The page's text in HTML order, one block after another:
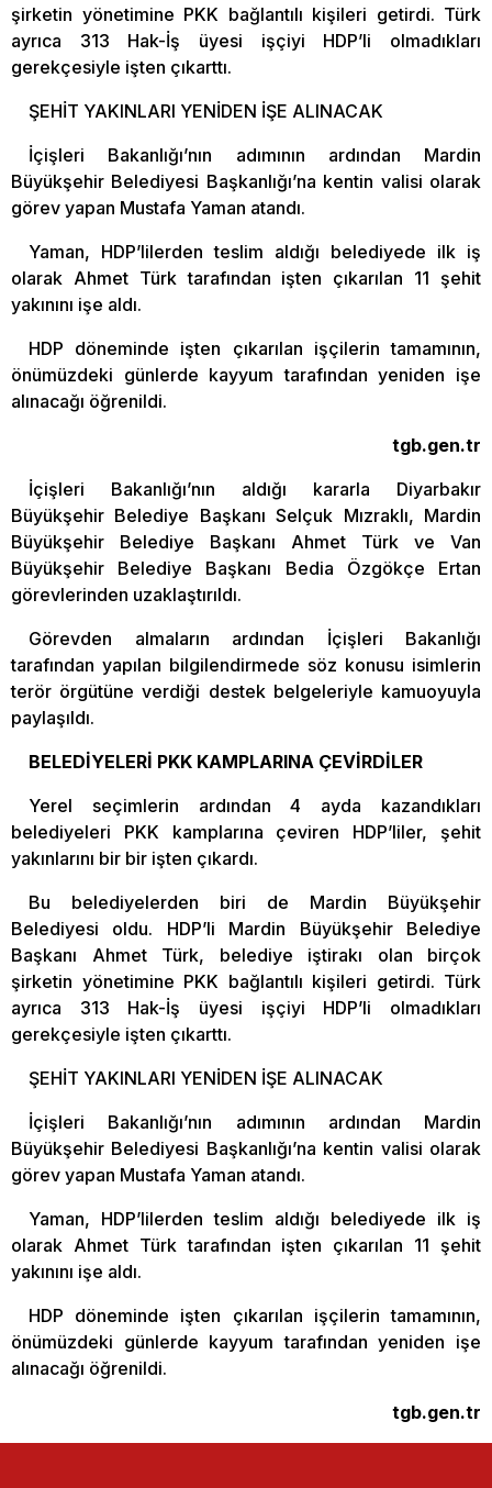
şirketin yönetimine PKK bağlantılı kişileri getirdi. Türk
ayrıca 313 Hak-İş üyesi işçiyi HDP’li olmadıkları
gerekçesiyle işten çıkarttı.
ŞEHİT YAKINLARI YENİDEN İŞE ALINACAK
İçişleri Bakanlığı’nın adımının ardından Mardin
Büyükşehir Belediyesi Başkanlığı’na kentin valisi olarak
görev yapan Mustafa Yaman atandı.
Yaman, HDP’lilerden teslim aldığı belediyede ilk iş
olarak Ahmet Türk tarafından işten çıkarılan 11 şehit
yakınını işe aldı.
HDP döneminde işten çıkarılan işçilerin tamamının,
önümüzdeki günlerde kayyum tarafından yeniden işe
alınacağı öğrenildi.
tgb.gen.tr
İçişleri Bakanlığı’nın aldığı kararla Diyarbakır
Büyükşehir Belediye Başkanı Selçuk Mızraklı, Mardin
Büyükşehir Belediye Başkanı Ahmet Türk ve Van
Büyükşehir Belediye Başkanı Bedia Özgökçe Ertan
görevlerinden uzaklaştırıldı.
Görevden almaların ardından İçişleri Bakanlığı
tarafından yapılan bilgilendirmede söz konusu isimlerin
terör örgütüne verdiği destek belgeleriyle kamuoyuyla
paylaşıldı.
BELEDİYELERİ PKK KAMPLARINA ÇEVİRDİLER
Yerel seçimlerin ardından 4 ayda kazandıkları
belediyeleri PKK kamplarına çeviren HDP’liler, şehit
yakınlarını bir bir işten çıkardı.
Bu belediyelerden biri de Mardin Büyükşehir
Belediyesi oldu. HDP’li Mardin Büyükşehir Belediye
Başkanı Ahmet Türk, belediye iştirakı olan birçok
şirketin yönetimine PKK bağlantılı kişileri getirdi. Türk
ayrıca 313 Hak-İş üyesi işçiyi HDP’li olmadıkları
gerekçesiyle işten çıkarttı.
ŞEHİT YAKINLARI YENİDEN İŞE ALINACAK
İçişleri Bakanlığı’nın adımının ardından Mardin
Büyükşehir Belediyesi Başkanlığı’na kentin valisi olarak
görev yapan Mustafa Yaman atandı.
Yaman, HDP’lilerden teslim aldığı belediyede ilk iş
olarak Ahmet Türk tarafından işten çıkarılan 11 şehit
yakınını işe aldı.
HDP döneminde işten çıkarılan işçilerin tamamının,
önümüzdeki günlerde kayyum tarafından yeniden işe
alınacağı öğrenildi.
tgb.gen.tr